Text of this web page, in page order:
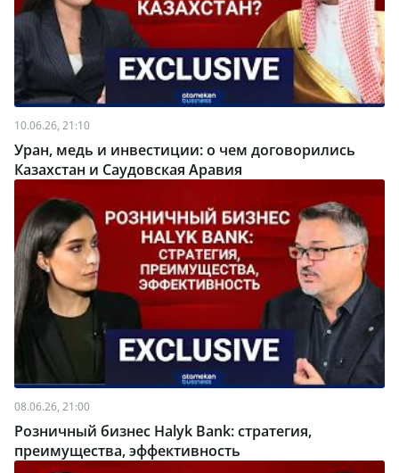
10.06.26, 21:10
Уран, медь и инвестиции: о чем договорились
Казахстан и Саудовская Аравия
08.06.26, 21:00
Розничный бизнес Halyk Bank: стратегия,
преимущества, эффективность